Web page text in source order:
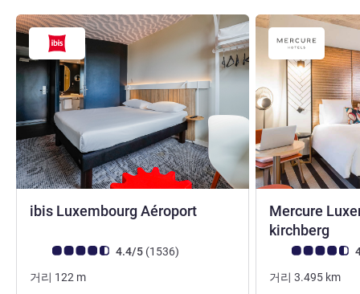
ibis Luxembourg Aéroport3.5성
고객 평점 (ALL 평가)
4.4/5 (1536리뷰
)
거리 122 m
Mercure
kirchberg
고객 평점 (ALL 평
거리 3.495 km